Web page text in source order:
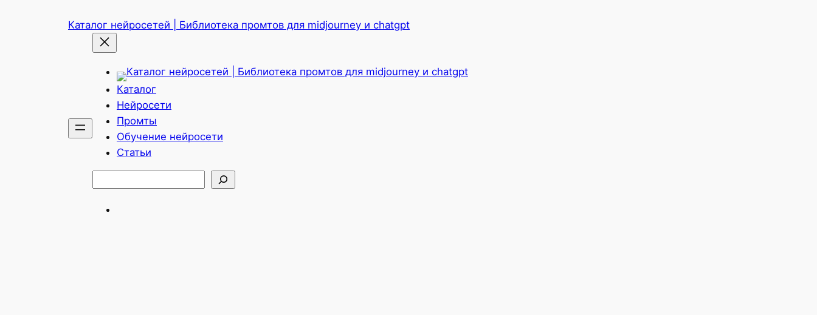
Каталог нейросетей | Библиотека промтов для midjourney и chatgpt
Каталог
Нейросети
Промты
Обучение нейросети
Статьи